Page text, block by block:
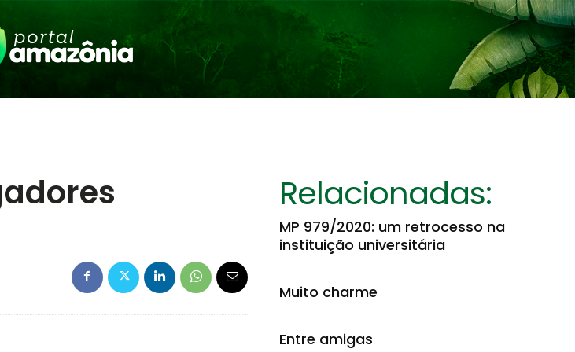
Relacionadas:
MP 979/2020: um retrocesso na
instituição universitária
Muito charme
Entre amigas